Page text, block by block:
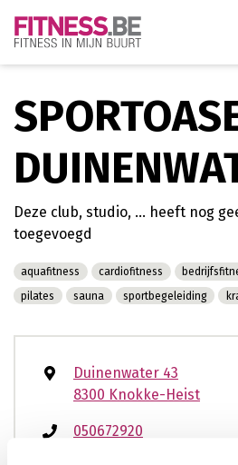
Deze club, studio, ... heeft nog
toegevoegd
aquafitness cardiofitness
pilates
sauna sportbegeleiding
Duinenwater 43
8300 Knokke-Heist
050672920